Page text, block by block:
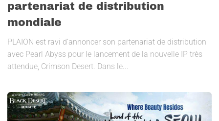
partenariat de distribution
mondiale
PLAION est ravi d’annoncer son partenariat de distribution
avec Pearl Abyss pour le lancement de la nouvelle IP très
attendue, Crimson Desert. Dans le...